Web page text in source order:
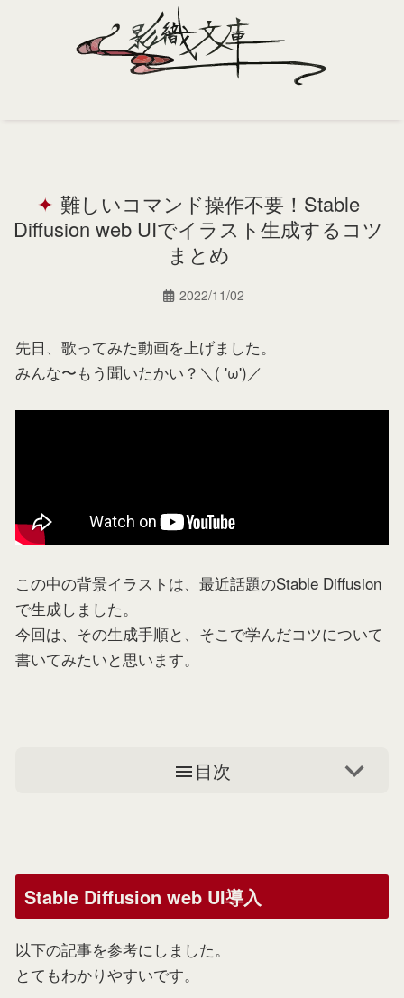
Portfolio
Support
難しいコマンド操作不要！Stable
Diffusion web UIでイラスト生成するコツ
まとめ
2022/11/02
先日、歌ってみた動画を上げました。
みんな〜もう聞いたかい？＼( 'ω')／
この中の背景イラストは、最近話題のStable Diffusion
で生成しました。
今回は、その生成手順と、そこで学んだコツについて
書いてみたいと思います。
目次
Stable Diffusion web UI導入
以下の記事を参考にしました。
とてもわかりやすいです。